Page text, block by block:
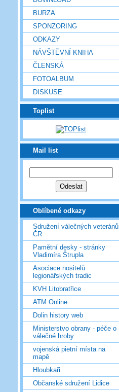
BURZA
SPONZORING
ODKAZY
NÁVŠTĚVNÍ KNIHA
ČLENSKÁ
FOTOALBUM
DISKUSE
Toplist
Mail list
Oblíbené odkazy
Sdružení válečných veteránů
ČR
Pamětní desky - stránky
Vladimíra Štrupla
Asociace nositelů
legionářských tradic
KVH Litobratřice
ATM Online
Dolin history web
Ministerstvo obrany - péče o
válečné hroby
vojenská pietní místa na
mapě
Hloubkaři
Občanské sdružení Lidice